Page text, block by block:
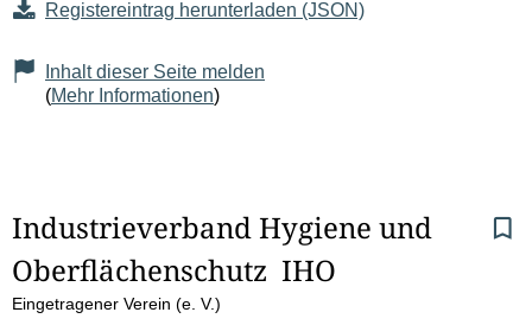
Registereintrag herunterladen (JSON)
Inhalt dieser Seite melden
(Mehr Informationen)
S
e
Industrieverband Hygiene und
Oberflächenschutz  IHO
Eingetragener Verein (e. V.)